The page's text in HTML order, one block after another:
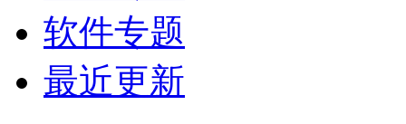
软件专题
最近更新